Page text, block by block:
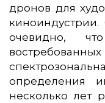
дронов для
очевидно,
определения
несколько лет